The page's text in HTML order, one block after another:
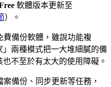
軟體版本更新至
）。
費備份軟體，雖說功能複
兩種模式把一大堆細膩的備
不至於有太大的使用障礙。
備份、同步更新等任務，